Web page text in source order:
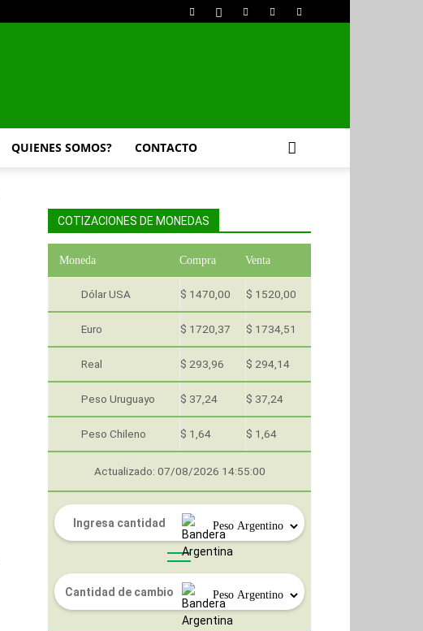
QUIENES SOMOS? CONTACTO
COTIZACIONES DE MONEDAS
Moneda Compra Venta
Dólar USA $ 1470,00 $ 1520,00
Euro $ 1720,37 $ 1734,51
Real $ 293,96 $ 294,14
Peso Uruguayo $ 37,24 $ 37,24
Peso Chileno $ 1,64 $ 1,64
Actualizado: 07/08/2026 14:55:00